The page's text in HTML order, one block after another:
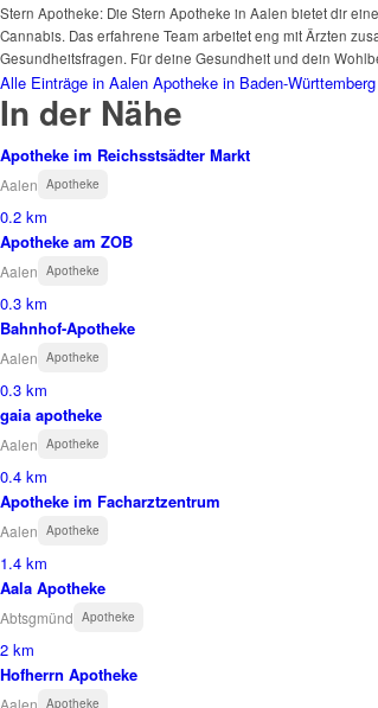
Stern Apotheke: Die Stern Apotheke in Aalen bietet dir
Cannabis. Das erfahrene Team arbeitet eng mit Ärzten
Gesundheitsfragen. Für deine Gesundheit und dein
Alle Einträge in Aalen Apotheke in Baden-Württemberg
In der Nähe
Apotheke im Reichsstsädter Markt
Aalen Apotheke
0.2 km
Apotheke am ZOB
Aalen Apotheke
0.3 km
Bahnhof-Apotheke
Aalen Apotheke
0.3 km
gaia apotheke
Aalen Apotheke
0.4 km
Apotheke im Facharztzentrum
Aalen Apotheke
1.4 km
Aala Apotheke
Abtsgmünd Apotheke
2 km
Hofherrn Apotheke
Apotheke